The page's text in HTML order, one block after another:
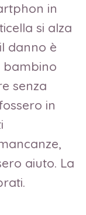
in
si alza
danno è
bambino
senza
in
aiuto. La